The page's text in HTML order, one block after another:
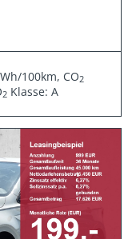
100km, CO2
2 Klasse: A